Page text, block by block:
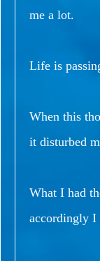
me a lot.
Life is
When this
it disturbed
What I had
accordingly I